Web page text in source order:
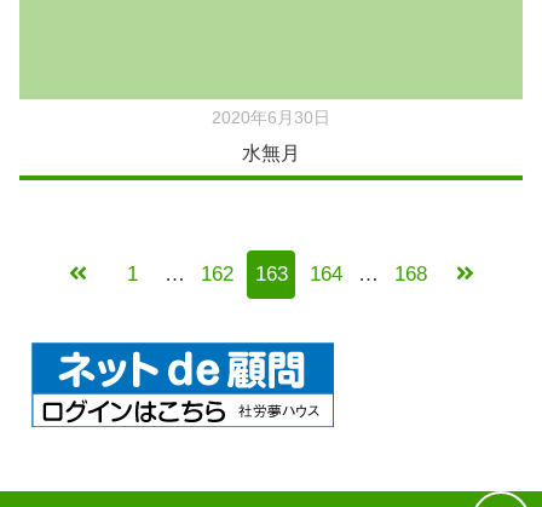
2020年6月30日
水無月
1 … 162 163 164 … 168